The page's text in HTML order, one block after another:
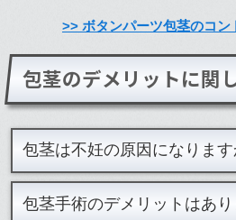
>> ボタンパーツ包茎のコ
包茎のデメリットに関
包茎は不妊の原因になります
包茎手術のデメリットはあり